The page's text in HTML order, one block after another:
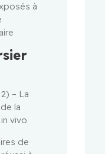
à
– La
la
vivo
de